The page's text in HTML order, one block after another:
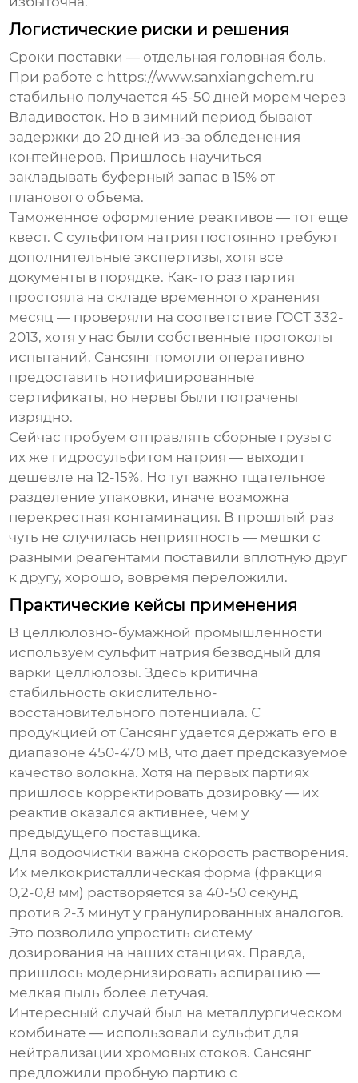
Логистические риски и решения
Сроки поставки — отдельная головная боль.
При работе с https://www.sanxiangchem.ru
стабильно получается 45-50 дней морем через
Владивосток. Но в зимний период бывают
задержки до 20 дней из-за обледенения
контейнеров. Пришлось научиться
закладывать буферный запас в 15% от
планового объема.
Таможенное оформление реактивов — тот еще
квест. С сульфитом натрия постоянно требуют
дополнительные экспертизы, хотя все
документы в порядке. Как-то раз партия
простояла на складе временного хранения
месяц — проверяли на соответствие ГОСТ 332-
2013, хотя у нас были собственные протоколы
испытаний. Сансянг помогли оперативно
предоставить нотифицированные
сертификаты, но нервы были потрачены
изрядно.
Сейчас пробуем отправлять сборные грузы с
их же гидросульфитом натрия — выходит
дешевле на 12-15%. Но тут важно тщательное
разделение упаковки, иначе возможна
перекрестная контаминация. В прошлый раз
чуть не случилась неприятность — мешки с
разными реагентами поставили вплотную друг
к другу, хорошо, вовремя переложили.
Практические кейсы применения
В целлюлозно-бумaжной промышленности
используем сульфит натрия безводный для
варки целлюлозы. Здесь критична
стабильность окислительно-
восстановительного потенциала. С
продукцией от Сансянг удается держать его в
диапазоне 450-470 мВ, что дает предсказуемое
качество волокна. Хотя на первых партиях
пришлось корректировать дозировку — их
реактив оказался активнее, чем у
предыдущего поставщика.
Для водоочистки важна скорость растворения.
Их мелкокристаллическая форма (фракция
0,2-0,8 мм) растворяется за 40-50 секунд
против 2-3 минут у гранулированных аналогов.
Это позволило упростить систему
дозирования на наших станциях. Правда,
пришлось модернизировать аспирацию —
мелкая пыль более летучая.
Интересный случай был на металлургическом
комбинате — использовали сульфит для
нейтрализации хромовых стоков. Сансянг
предложили пробную партию с